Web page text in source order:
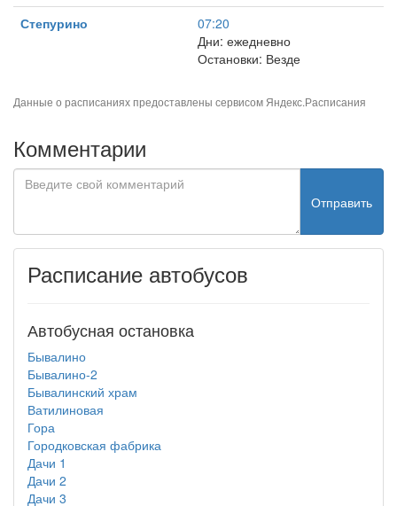
Степурино
07:20
Дни: ежедневно
Остановки: Везде
Данные о расписаниях предоставлены сервисом Яндекс.Расписания
Комментарии
Отправить
Расписание автобусов
Автобусная остановка
Бывалино
Бывалино-2
Бывалинский храм
Ватилиновая
Гора
Городковская фабрика
Дачи 1
Дачи 2
Дачи 3